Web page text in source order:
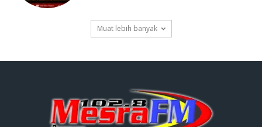
Muat lebih banyak